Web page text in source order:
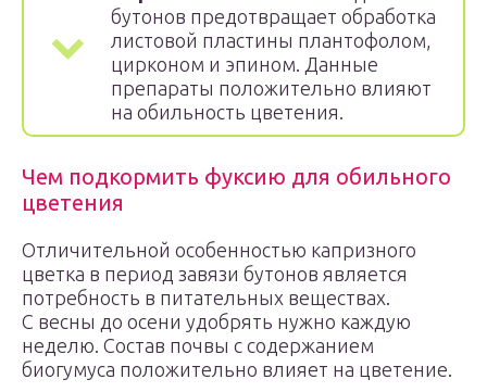
бутонов предотвращает обработка
листовой пластины плантофолом,
цирконом и эпином. Данные
препараты положительно влияют
на обильность цветения.
Чем подкормить фуксию для обильного
цветения
Отличительной особенностью капризного
цветка в период завязи бутонов является
потребность в питательных веществах.
С весны до осени удобрять нужно каждую
неделю. Состав почвы с содержанием
биогумуса положительно влияет на цветение.